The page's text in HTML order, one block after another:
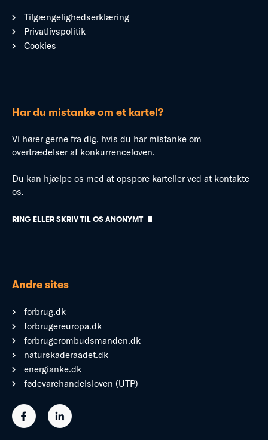
Tilgængelighedserklæring
Privatlivspolitik
Cookies
Har du mistanke om et kartel?
Vi hører gerne fra dig, hvis du har mistanke om
overtrædelser af konkurrenceloven.
Du kan hjælpe os med at opspore karteller ved at kontakte
os.
RING ELLER SKRIV TIL OS ANONYMT
Andre sites
forbrug.dk
forbrugereuropa.dk
forbrugerombudsmanden.dk
naturskaderaadet.dk
energianke.dk
fødevarehandelsloven (UTP)